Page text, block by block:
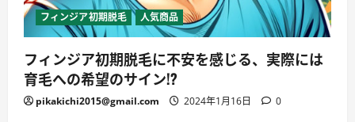
フィンジア初期脱毛 人気商品
フィンジア初期脱毛に不安を感じる、実際には
育毛への希望のサイン!?
pikakichi2015@gmail.com 2024年1月16日 0